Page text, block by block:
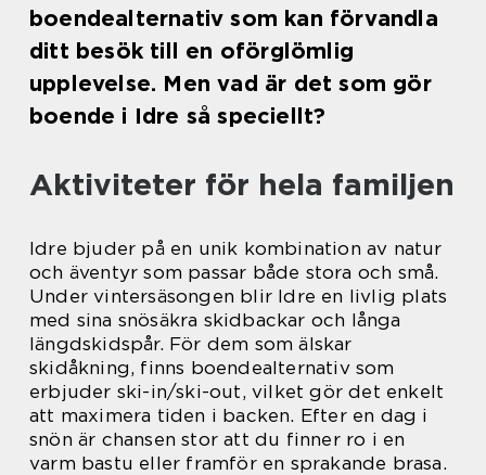
boendealternativ som kan förvandla
ditt besök till en oförglömlig
upplevelse. Men vad är det som gör
boende i Idre så speciellt?
Aktiviteter för hela familjen
Idre bjuder på en unik kombination av natur
och äventyr som passar både stora och små.
Under vintersäsongen blir Idre en livlig plats
med sina snösäkra skidbackar och långa
längdskidspår. För dem som älskar
skidåkning, finns boendealternativ som
erbjuder ski-in/ski-out, vilket gör det enkelt
att maximera tiden i backen. Efter en dag i
snön är chansen stor att du finner ro i en
varm bastu eller framför en sprakande brasa.